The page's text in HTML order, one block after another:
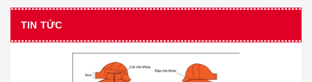
TIN TỨC